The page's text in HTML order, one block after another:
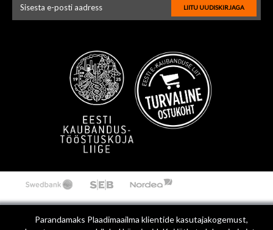
Parandamaks Plaadimaailma klientide kasutajakogemust,
LIITU UUDISKIRJAGA